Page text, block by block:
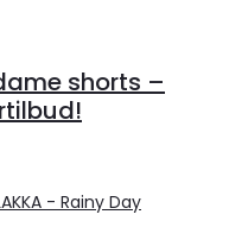
shorts –